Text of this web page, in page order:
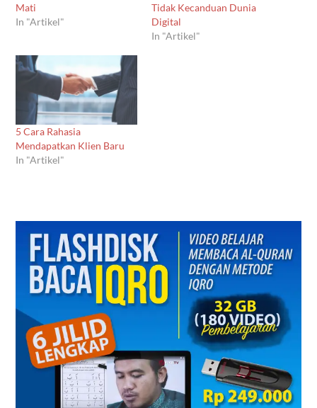
Mati
In "Artikel"
Tidak Kecanduan Dunia
Digital
In "Artikel"
5 Cara Rahasia
Mendapatkan Klien Baru
In "Artikel"